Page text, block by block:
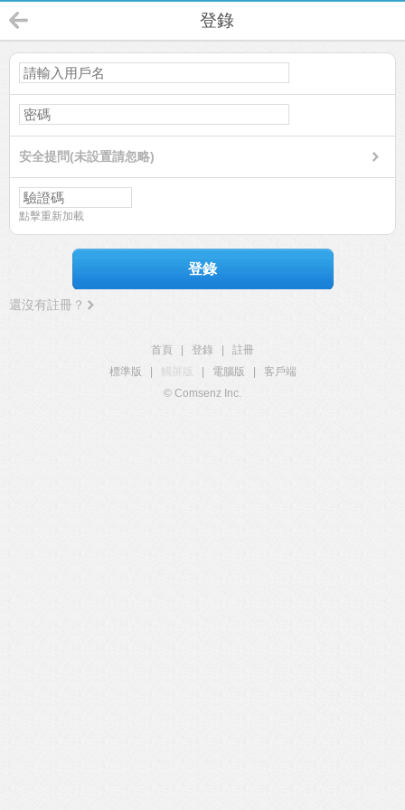
登錄
安全提問(未設置請忽略)
點擊重新加載
登錄
還沒有註冊？
首頁 登錄
註冊
標準版
觸屏版 電腦版
客戶端
© Comsenz Inc.